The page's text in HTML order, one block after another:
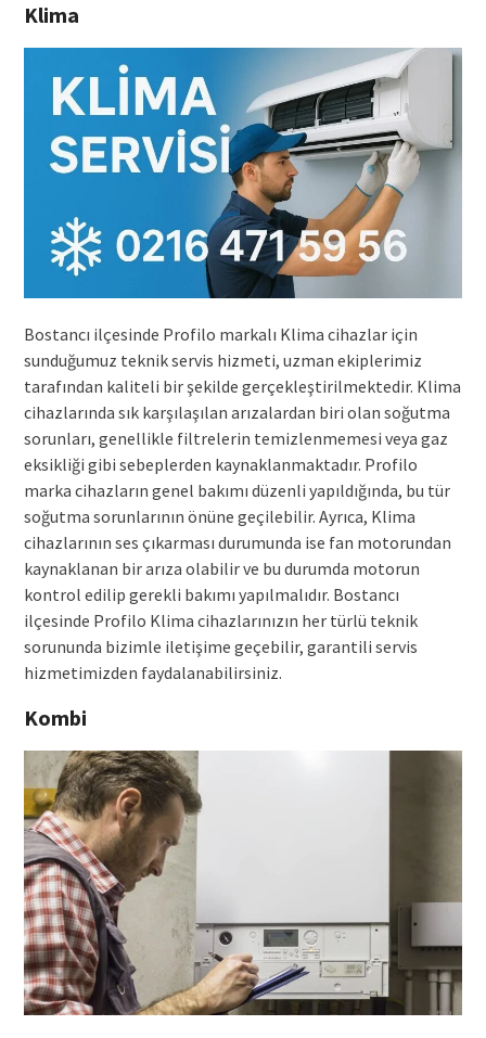
Klima
Bostancı ilçesinde Profilo markalı Klima cihazlar için
sunduğumuz teknik servis hizmeti, uzman ekiplerimiz
tarafından kaliteli bir şekilde gerçekleştirilmektedir. Klima
cihazlarında sık karşılaşılan arızalardan biri olan soğutma
sorunları, genellikle filtrelerin temizlenmemesi veya gaz
eksikliği gibi sebeplerden kaynaklanmaktadır. Profilo
marka cihazların genel bakımı düzenli yapıldığında, bu tür
soğutma sorunlarının önüne geçilebilir. Ayrıca, Klima
cihazlarının ses çıkarması durumunda ise fan motorundan
kaynaklanan bir arıza olabilir ve bu durumda motorun
kontrol edilip gerekli bakımı yapılmalıdır. Bostancı
ilçesinde Profilo Klima cihazlarınızın her türlü teknik
sorununda bizimle iletişime geçebilir, garantili servis
hizmetimizden faydalanabilirsiniz.
Kombi